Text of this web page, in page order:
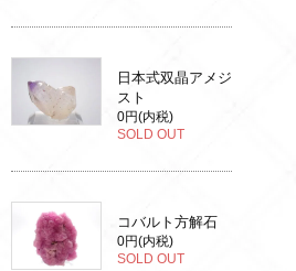
日本式双晶アメジ
スト
0円(内税)
SOLD OUT
コバルト方解石
0円(内税)
SOLD OUT